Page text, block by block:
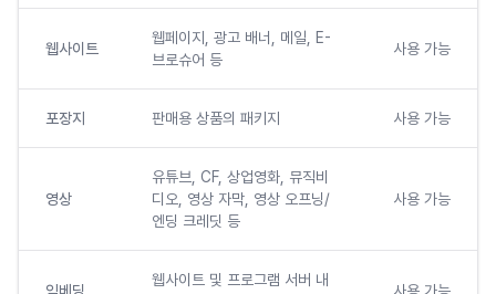
웹사이트
웹페이지, 광고 배너, 메일, E-
브로슈어 등
사용 가능
포장지 판매용 상품의 패키지 사용 가능
영상
유튜브, CF, 상업영화, 뮤직비
디오, 영상 자막, 영상 오프닝/
엔딩 크레딧 등
사용 가능
웹사이트 및 프로그램 서버 내